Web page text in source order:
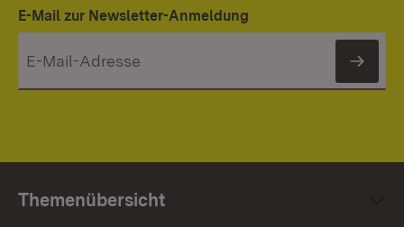
E-Mail zur Newsletter-Anmeldung
Themenübersicht